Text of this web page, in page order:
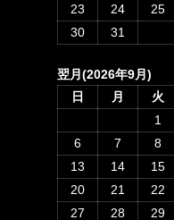
23
24 25
30
31
翌月(2026年9月)
日
月 火
1
6
7 8
13
14 15
20
21 22
27
28 29